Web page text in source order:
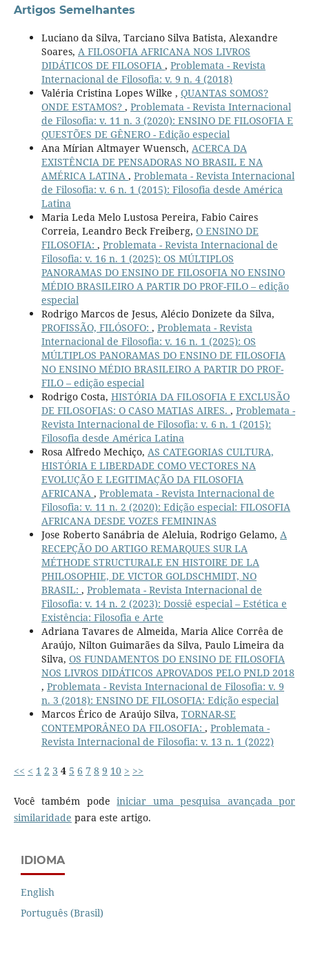
Artigos Semelhantes
Luciano da Silva, Tarciano Silva Batista, Alexandre
Soares, A FILOSOFIA AFRICANA NOS LIVROS
DIDÁTICOS DE FILOSOFIA , Problemata - Revista
Internacional de Filosofia: v. 9 n. 4 (2018)
Valéria Cristina Lopes Wilke , QUANTAS SOMOS?
ONDE ESTAMOS? , Problemata - Revista Internacional
de Filosofia: v. 11 n. 3 (2020): ENSINO DE FILOSOFIA E
QUESTÕES DE GÊNERO - Edição especial
Ana Mírian Altmayer Wuensch, ACERCA DA
EXISTÊNCIA DE PENSADORAS NO BRASIL E NA
AMÉRICA LATINA , Problemata - Revista Internacional
de Filosofia: v. 6 n. 1 (2015): Filosofia desde América
Latina
Maria Leda Melo Lustosa Pereira, Fabio Caires
Correia, Leandro Beck Freiberg, O ENSINO DE
FILOSOFIA: , Problemata - Revista Internacional de
Filosofia: v. 16 n. 1 (2025): OS MÚLTIPLOS
PANORAMAS DO ENSINO DE FILOSOFIA NO ENSINO
MÉDIO BRASILEIRO A PARTIR DO PROF-FILO – edição
especial
Rodrigo Marcos de Jesus, Alécio Donizete da Silva,
PROFISSÃO, FILÓSOFO: , Problemata - Revista
Internacional de Filosofia: v. 16 n. 1 (2025): OS
MÚLTIPLOS PANORAMAS DO ENSINO DE FILOSOFIA
NO ENSINO MÉDIO BRASILEIRO A PARTIR DO PROF-
FILO – edição especial
Rodrigo Costa, HISTÓRIA DA FILOSOFIA E EXCLUSÃO
DE FILOSOFIAS: O CASO MATIAS AIRES. , Problemata -
Revista Internacional de Filosofia: v. 6 n. 1 (2015):
Filosofia desde América Latina
Rosa Alfredo Mechiço, AS CATEGORIAS CULTURA,
HISTÓRIA E LIBERDADE COMO VECTORES NA
EVOLUÇÃO E LEGITIMAÇÃO DA FILOSOFIA
AFRICANA , Problemata - Revista Internacional de
Filosofia: v. 11 n. 2 (2020): Edição especial: FILOSOFIA
AFRICANA DESDE VOZES FEMININAS
Jose Roberto Sanábria de Aleluia, Rodrigo Gelamo, A
RECEPÇÃO DO ARTIGO REMARQUES SUR LA
MÉTHODE STRUCTURALE EN HISTOIRE DE LA
PHILOSOPHIE, DE VICTOR GOLDSCHMIDT, NO
BRASIL: , Problemata - Revista Internacional de
Filosofia: v. 14 n. 2 (2023): Dossiê especial – Estética e
Existência: Filosofia e Arte
Adriana Tavares de Almeida, Maria Alice Corrêa de
Araújo, Nilton Guimarães da Silva, Paulo Limeira da
Silva, OS FUNDAMENTOS DO ENSINO DE FILOSOFIA
NOS LIVROS DIDÁTICOS APROVADOS PELO PNLD 2018
, Problemata - Revista Internacional de Filosofia: v. 9
n. 3 (2018): ENSINO DE FILOSOFIA: Edição especial
Marcos Érico de Araújo Silva, TORNAR-SE
CONTEMPORÂNEO DA FILOSOFIA: , Problemata -
Revista Internacional de Filosofia: v. 13 n. 1 (2022)
<< < 1 2 3 4 5 6 7 8 9 10 > >>
Você também podeiniciar uma pesquisa avançada por
similaridade para este artigo.
IDIOMA
English
Português (Brasil)